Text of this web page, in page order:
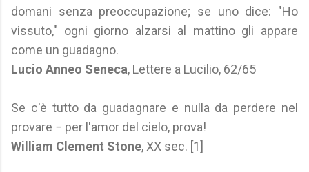
domani senza preoccupazione; se uno dice: "Ho
vissuto," ogni giorno alzarsi al mattino gli appare
come un guadagno.
Lucio Anneo Seneca, Lettere a Lucilio, 62/65
Se c'è tutto da guadagnare e nulla da perdere nel
provare − per l'amor del cielo, prova!
William Clement Stone, XX sec. [1]